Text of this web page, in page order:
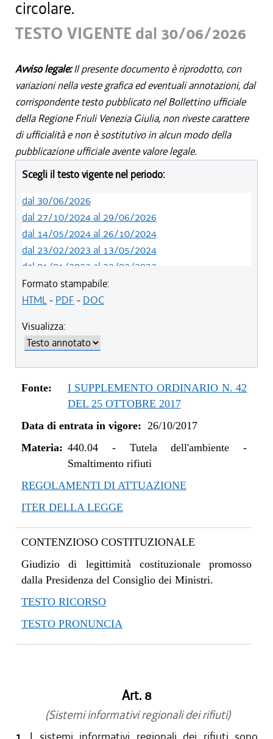
circolare.
TESTO VIGENTE dal 30/06/2026
Avviso legale:Il presente documento è riprodotto, con
variazioni nella veste grafica ed eventuali annotazioni, dal
corrispondente testo pubblicato nel Bollettino ufficiale
della Regione Friuli Venezia Giulia, non riveste carattere
di ufficialità e non è sostitutivo in alcun modo della
pubblicazione ufficiale avente valore legale.
Scegli il testo vigente nel periodo:
dal 30/06/2026
dal 27/10/2024 al 29/06/2026
dal 14/05/2024 al 26/10/2024
dal 23/02/2023 al 13/05/2024
dal 01/01/2023 al 22/02/2023
dal 09/08/2022 al 31/12/2022
dal 20/05/2021 al 08/08/2022
dal 01/01/2020 al 31/12/2020
dal 01/05/2019 al 31/12/2019
dal 29/03/2018 al 30/04/2019
dal 15/02/2018 al 28/03/2018
dal 05/01/2018 al 14/02/2018
Formato stampabile:
HTML- PDF - DOC
Visualizza:
Fonte:
I SUPPLEMENTO ORDINARIO N. 42
DEL 25 OTTOBRE 2017
Data di entrata in vigore: 26/10/2017
Materia: 440.04- Tutela dell'ambiente -
Smaltimento rifiuti
REGOLAMENTI DI ATTUAZIONE
ITER DELLA LEGGE
CONTENZIOSO COSTITUZIONALE
Giudizio di legittimità costituzionale promosso
dalla Presidenza del Consiglio dei Ministri.
TESTO RICORSO
TESTO PRONUNCIA
Art. 8
(Sistemi informativi regionali dei rifiuti)